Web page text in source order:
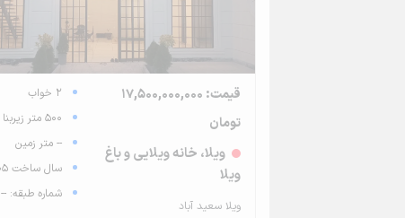
قیمت: 17,500,000,000
تومان
ویلا، خانه ویلایی و باغ
ویلا
ویلا سعید آباد
2 خواب
500 متر زیربنا
-- متر زمین
سال ساخت 1405
شماره طبقه: --